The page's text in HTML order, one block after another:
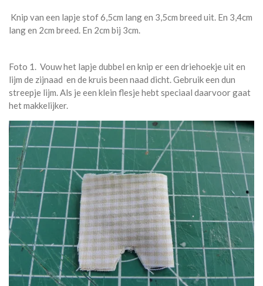
Knip van een lapje stof 6,5cm lang en 3,5cm breed uit. En 3,4cm
lang en 2cm breed. En 2cm bij 3cm.
Foto 1. Vouw het lapje dubbel en knip er een driehoekje uit en
lijm de zijnaad en de kruis been naad dicht. Gebruik een dun
streepje lijm. Als je een klein flesje hebt speciaal daarvoor gaat
het makkelijker.